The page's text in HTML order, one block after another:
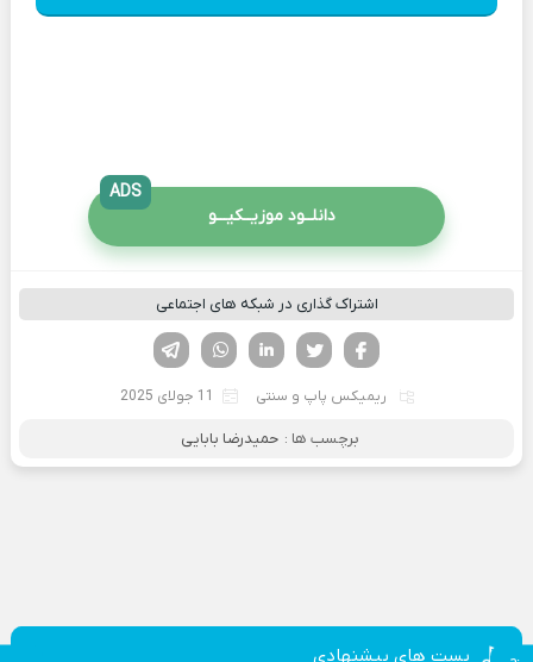
دانلــود موزیــکیـــو
ADS
اشتراک گذاری در شبکه های اجتماعی
لینکدین تویتر
فیسوک
ریمیکس پاپ و سنتی 11 جولای 2025
برچسب ها : حمیدرضا بابایی
پست های پیشنهادی